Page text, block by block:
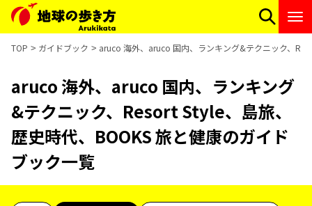
TOP ガイドブック aruco 海外、aruco 国内、ランキング&テクニック、
aruco 海外、aruco 国内、ランキング
&テクニック、Resort Style、島旅、
歴史時代、BOOKS 旅と健康のガイド
ブック一覧